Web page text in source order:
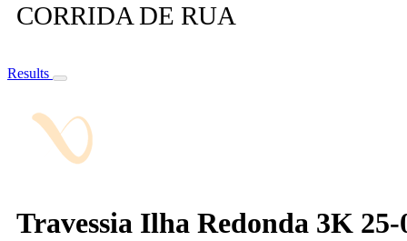
CORRIDA DE RUA
Results
Travessia Ilha Redonda 3K 25-